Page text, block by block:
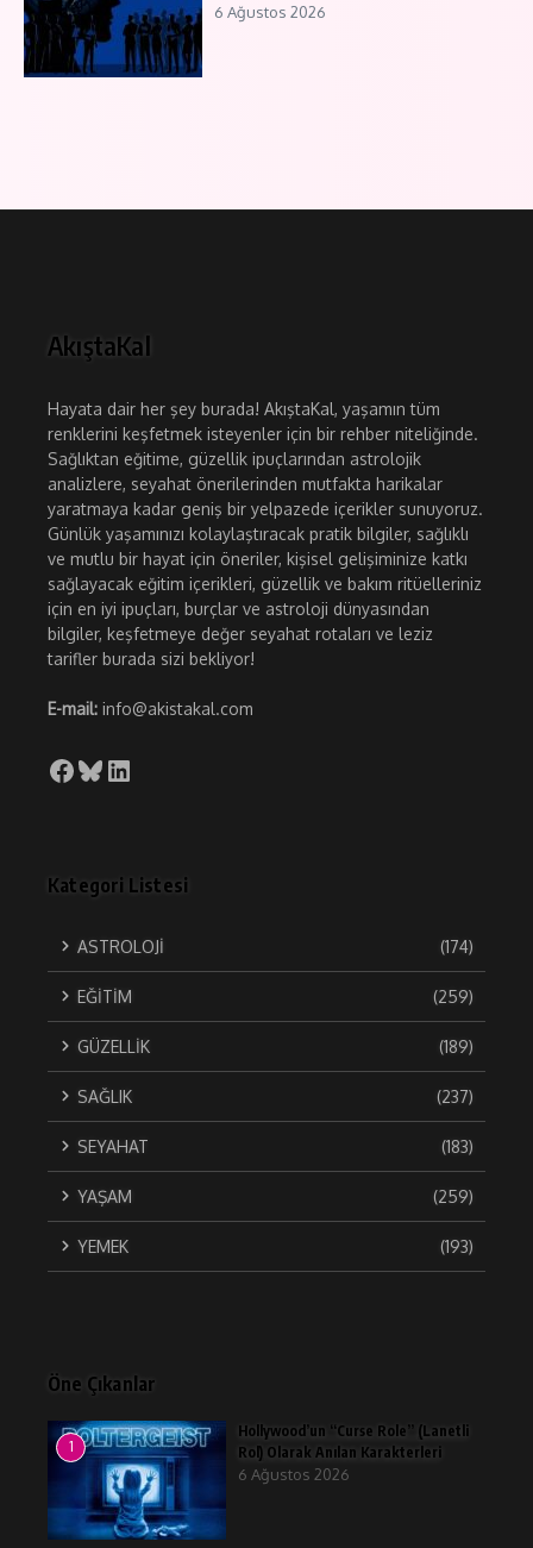
6 Ağustos 2026
AkıştaKal
Hayata dair her şey burada! AkıştaKal, yaşamın tüm
renklerini keşfetmek isteyenler için bir rehber niteliğinde.
Sağlıktan eğitime, güzellik ipuçlarından astrolojik
analizlere, seyahat önerilerinden mutfakta harikalar
yaratmaya kadar geniş bir yelpazede içerikler sunuyoruz.
Günlük yaşamınızı kolaylaştıracak pratik bilgiler, sağlıklı
ve mutlu bir hayat için öneriler, kişisel gelişiminize katkı
sağlayacak eğitim içerikleri, güzellik ve bakım ritüelleriniz
için en iyi ipuçları, burçlar ve astroloji dünyasından
bilgiler, keşfetmeye değer seyahat rotaları ve leziz
tarifler burada sizi bekliyor!
E-mail: info@akistakal.com
Facebook
Bluesky
LinkedIn
Kategori Listesi
ASTROLOJİ (174)
EĞİTİM (259)
GÜZELLİK (189)
SAĞLIK (237)
SEYAHAT (183)
YAŞAM (259)
YEMEK (193)
Öne Çıkanlar
1
Hollywood’un “Curse Role” (Lanetli
Rol) Olarak Anılan Karakterleri
6 Ağustos 2026